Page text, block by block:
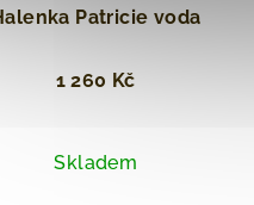
Patricie voda
1 260 Kč
Skladem